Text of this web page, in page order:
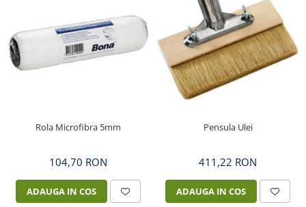
Rola Microfibra 5mm
104,70 RON
ADAUGA IN COS
Pensula Ulei
411,22 RON
ADAUGA IN COS